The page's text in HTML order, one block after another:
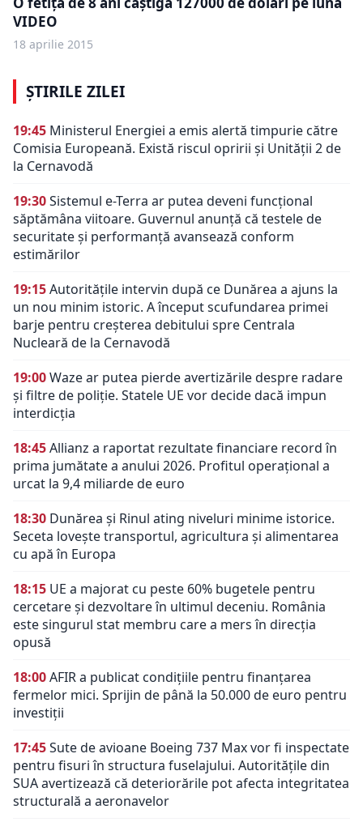
VIDEO
18 aprilie 2015
ȘTIRILE ZILEI
19:45 Ministerul Energiei a emis alertă timpurie către
Comisia Europeană. Există riscul opririi și Unității 2 de
la Cernavodă
19:30Sistemul e-Terra ar putea deveni funcțional
săptămâna viitoare. Guvernul anunță că testele de
securitate și performanță avansează conform
estimărilor
19:15Autoritățile intervin după ce Dunărea a ajuns la
un nou minim istoric. A început scufundarea primei
barje pentru creșterea debitului spre Centrala
Nucleară de la Cernavodă
19:00Waze ar putea pierde avertizările despre radare
și filtre de poliție. Statele UE vor decide dacă impun
interdicția
18:45Allianz a raportat rezultate financiare record în
prima jumătate a anului 2026. Profitul operațional a
urcat la 9,4 miliarde de euro
18:30 Dunărea și Rinul ating niveluri minime istorice.
Seceta lovește transportul, agricultura și alimentarea
cu apă în Europa
18:15 UE a majorat cu peste 60% bugetele pentru
cercetare și dezvoltare în ultimul deceniu. România
este singurul stat membru care a mers în direcția
opusă
18:00AFIR a publicat condițiile pentru finanțarea
fermelor mici. Sprijin de până la 50.000 de euro pentru
investiții
17:45Sute de avioane Boeing 737 Max vor fi inspectate
pentru fisuri în structura fuselajului. Autoritățile din
SUA avertizează că deteriorările pot afecta integritatea
structurală a aeronavelor